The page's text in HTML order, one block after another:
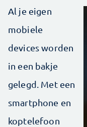
Al je eigen
mobiele
devices worden
in een bakje
gelegd. Met een
smartphone en
koptelefoon